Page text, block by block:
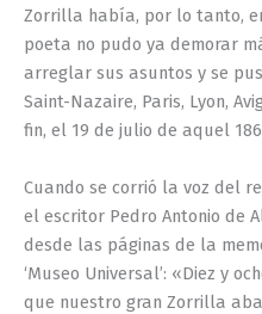
Zorrilla había, por lo tanto,
poeta no pudo ya demorar
arreglar sus asuntos y se
Saint-Nazaire, Paris, Lyon,
fin, el 19 de julio de aquel
Cuando se corrió la voz del
el escritor Pedro Antonio de
desde las páginas de la
‘Museo Universal’: «Diez y
que nuestro gran Zorrilla